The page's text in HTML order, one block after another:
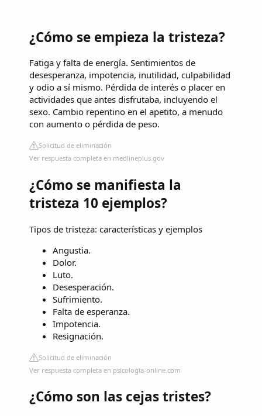
¿Cómo se empieza la tristeza?
Fatiga y falta de energía. Sentimientos de
desesperanza, impotencia, inutilidad, culpabilidad
y odio a sí mismo. Pérdida de interés o placer en
actividades que antes disfrutaba, incluyendo el
sexo. Cambio repentino en el apetito, a menudo
con aumento o pérdida de peso.
Solicitud de eliminación
Ver respuesta completa en medlineplus.gov
¿Cómo se manifiesta la
tristeza 10 ejemplos?
Tipos de tristeza: características y ejemplos
Angustia.
Dolor.
Luto.
Desesperación.
Sufrimiento.
Falta de esperanza.
Impotencia.
Resignación.
Solicitud de eliminación
Ver respuesta completa en psicologia-online.com
¿Cómo son las cejas tristes?